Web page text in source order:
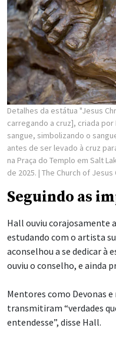
Detalhes da estátua "Jesus
carregando a cruz], criada
sangue, simbolizando o
antes de ser levado à cruz
na Praça do Templo em Salt
de 2025. | The Church of
Seguindo as
Hall ouviu corajosamente
estudando com o artista
aconselhou a se dedicar à
ouviu o conselho, e ainda
Mentores como Devonas
transmitiram “verdades
entendesse”, disse Hall.